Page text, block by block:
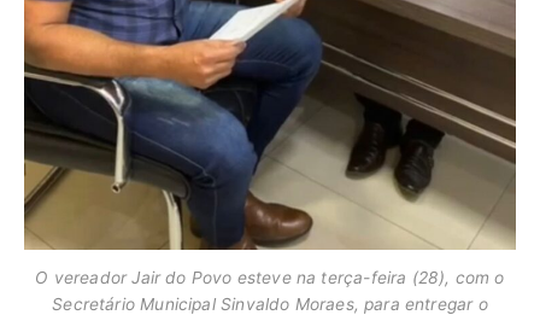
O vereador Jair do Povo esteve na terça-feira (28), com o
Secretário Municipal Sinvaldo Moraes, para entregar o